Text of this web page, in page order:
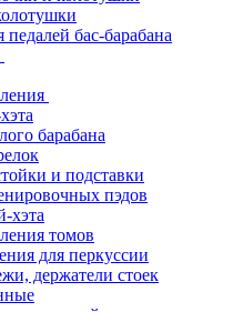
бас-барабана
барабана
и подставки
пэдов
хэта
томов
для перкуссии
держатели стоек